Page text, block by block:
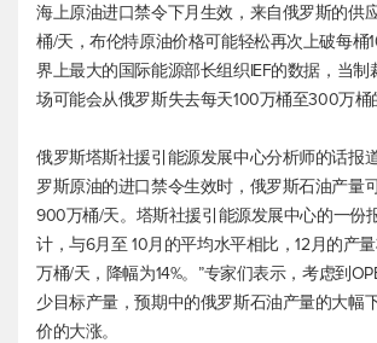
海上原油进口禁令下月生效，来自俄罗斯的供
桶/天，布伦特原油价格可能轻松再次上破每桶
界上最大的国际能源部长组织IEF的数据，当制
场可能会从俄罗斯失去每天100万桶至300万桶
俄罗斯塔斯社援引能源发展中心分析师的话报
罗斯原油的进口禁令生效时，俄罗斯石油产量
900万桶/天。塔斯社援引能源发展中心的一份
计，与6月至 10月的平均水平相比，12月的产
万桶/天，降幅为14%。”专家们表示，考虑到
少目标产量，预期中的俄罗斯石油产量的大幅
价的大涨。